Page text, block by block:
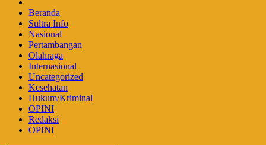
Beranda
Sultra Info
Nasional
Pertambangan
Olahraga
Internasional
Uncategorized
Kesehatan
Hukum/Kriminal
OPINI
Redaksi
OPINI